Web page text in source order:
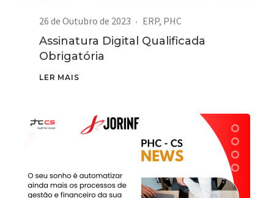
26 de Outubro de 2023 ERP, PHC
Assinatura Digital Qualificada
Obrigatória
LER MAIS